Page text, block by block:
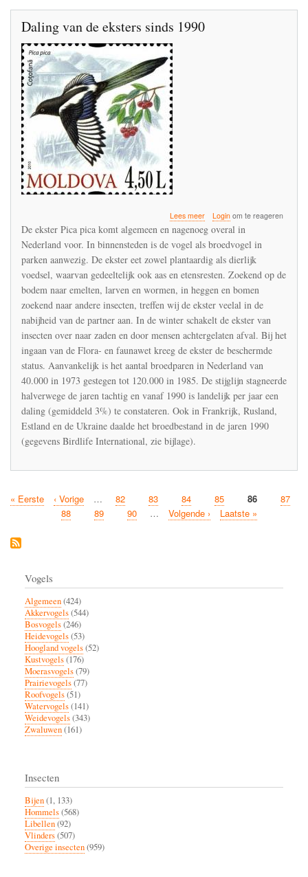
Daling van de eksters sinds 1990
Lees meerover
van
de
eksters
sinds
Loginom te reageren
De ekster Pica pica komt algemeen en nagenoeg overal in
Nederland voor. In binnensteden is de vogel als broedvogel in
parken aanwezig. De ekster eet zowel plantaardig als dierlijk
voedsel, waarvan gedeeltelijk ook aas en etensresten. Zoekend op de
bodem naar emelten, larven en wormen, in heggen en bomen
zoekend naar andere insecten, treffen wij de ekster veelal in de
nabijheid van de partner aan. In de winter schakelt de ekster van
insecten over naar zaden en door mensen achtergelaten afval. Bij het
ingaan van de Flora- en faunawet kreeg de ekster de beschermde
status. Aanvankelijk is het aantal broedparen in Nederland van
40.000 in 1973 gestegen tot 120.000 in 1985. De stijglijn stagneerde
halverwege de jaren tachtig en vanaf 1990 is landelijk per jaar een
daling (gemiddeld 3%) te constateren. Ook in Frankrijk, Rusland,
Estland en de Ukraine daalde het broedbestand in de jaren 1990
(gegevens Birdlife International, zie bijlage).
Paginatie
Eerste
« Eerste
Vorige
pagina
‹ Vorige … Pagina
82 Pagina
83 Pagina
84 Pagina
85
Huidige
pagina
86 Pagina
87
Pagina
88 Pagina
89 Pagina
90 …
Volgende
Volgende ›
Laatste
Laatste »
Vogels
Algemeen(424)
Akkervogels(544)
Bosvogels(246)
Heidevogels(53)
Hoogland vogels(52)
Kustvogels(176)
Moerasvogels(79)
Prairievogels(77)
Roofvogels(51)
Watervogels(141)
Weidevogels(343)
Zwaluwen(161)
Insecten
Bijen(1, 133)
Hommels(568)
Libellen(92)
Vlinders(507)
Overige insecten(959)